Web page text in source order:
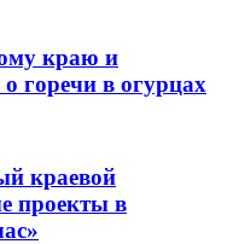
краю и
горечи в огурцах
краевой
проекты в